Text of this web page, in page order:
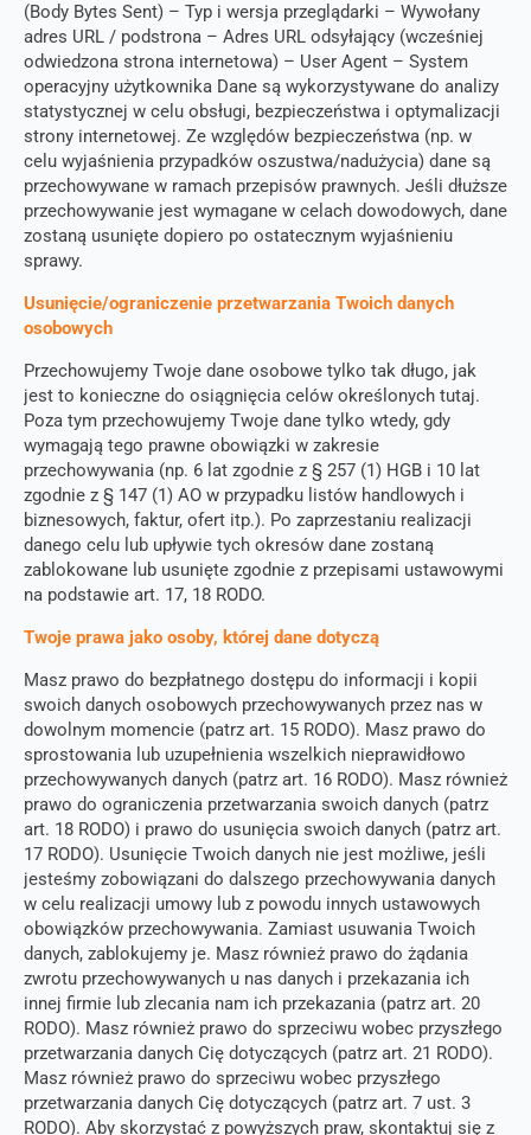
(Body Bytes Sent) – Typ i wersja przeglądarki – Wywołany
adres URL / podstrona – Adres URL odsyłający (wcześniej
odwiedzona strona internetowa) – User Agent – ​​System
operacyjny użytkownika Dane są wykorzystywane do analizy
statystycznej w celu obsługi, bezpieczeństwa i optymalizacji
strony internetowej. Ze względów bezpieczeństwa (np. w
celu wyjaśnienia przypadków oszustwa/nadużycia) dane są
przechowywane w ramach przepisów prawnych. Jeśli dłuższe
przechowywanie jest wymagane w celach dowodowych, dane
zostaną usunięte dopiero po ostatecznym wyjaśnieniu
sprawy.
Usunięcie/ograniczenie przetwarzania Twoich danych
osobowych
Przechowujemy Twoje dane osobowe tylko tak długo, jak
jest to konieczne do osiągnięcia celów określonych tutaj.
Poza tym przechowujemy Twoje dane tylko wtedy, gdy
wymagają tego prawne obowiązki w zakresie
przechowywania (np. 6 lat zgodnie z § 257 (1) HGB i 10 lat
zgodnie z § 147 (1) AO w przypadku listów handlowych i
biznesowych, faktur, ofert itp.). Po zaprzestaniu realizacji
danego celu lub upływie tych okresów dane zostaną
zablokowane lub usunięte zgodnie z przepisami ustawowymi
na podstawie art. 17, 18 RODO.
Twoje prawa jako osoby, której dane dotyczą
Masz prawo do bezpłatnego dostępu do informacji i kopii
swoich danych osobowych przechowywanych przez nas w
dowolnym momencie (patrz art. 15 RODO). Masz prawo do
sprostowania lub uzupełnienia wszelkich nieprawidłowo
przechowywanych danych (patrz art. 16 RODO). Masz również
prawo do ograniczenia przetwarzania swoich danych (patrz
art. 18 RODO) i prawo do usunięcia swoich danych (patrz art.
17 RODO). Usunięcie Twoich danych nie jest możliwe, jeśli
jesteśmy zobowiązani do dalszego przechowywania danych
w celu realizacji umowy lub z powodu innych ustawowych
obowiązków przechowywania. Zamiast usuwania Twoich
danych, zablokujemy je. Masz również prawo do żądania
zwrotu przechowywanych u nas danych i przekazania ich
innej firmie lub zlecania nam ich przekazania (patrz art. 20
RODO). Masz również prawo do sprzeciwu wobec przyszłego
przetwarzania danych Cię dotyczących (patrz art. 21 RODO).
Masz również prawo do sprzeciwu wobec przyszłego
przetwarzania danych Cię dotyczących (patrz art. 7 ust. 3
RODO). Aby skorzystać z powyższych praw, skontaktuj się z